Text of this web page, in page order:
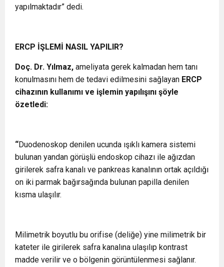
yapılmaktadır” dedi.
ERCP İŞLEMİ NASIL YAPILIR?
Doç. Dr. Yılmaz, ameliyata gerek kalmadan hem tanı
konulmasını hem de tedavi edilmesini sağlayan ERCP
cihazının kullanımı ve işlemin yapılışını şöyle
özetledi:
“Duodenoskop denilen ucunda ışıklı kamera sistemi
bulunan yandan görüşlü endoskop cihazı ile ağızdan
girilerek safra kanalı ve pankreas kanalının ortak açıldığı
on iki parmak bağırsağında bulunan papilla denilen
kısma ulaşılır.
Milimetrik boyutlu bu orifise (deliğe) yine milimetrik bir
kateter ile girilerek safra kanalına ulaşılıp kontrast
madde verilir ve o bölgenin görüntülenmesi sağlanır.